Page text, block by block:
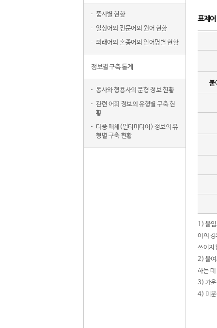
품사별 현황
일상어와 전문어의 원어 현황
외래어와 혼종어의 언어명별 현황
정보별 구축 통계
동사와 형용사의 문형 정보 현황
관련 어휘 정보의 유형별 구축 현
황
다중 매체(멀티미디어) 정보의 유
형별 구축 현황
표제
붙
1) 붙
어의
쓰이지
2) 붙여
하는
3) 가운
4) 미분